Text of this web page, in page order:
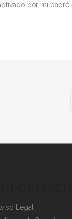
por mi
Legal